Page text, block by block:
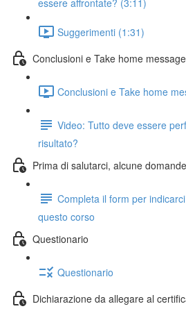
essere affrontate? (3:11)
Suggerimenti (1:31)
Conclusioni e Take home message
Conclusioni e Take home
Video: Tutto deve essere
risultato?
Prima di salutarci, alcune
Completa il form per
questo corso
Questionario
Questionario
Dichiarazione da allegare al